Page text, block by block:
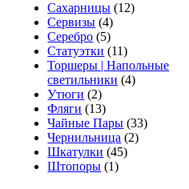
Сахарницы (12)
Сервизы (4)
Серебро (5)
Статуэтки (11)
Торшеры | Напольные
светильники (4)
Утюги (2)
Фляги (13)
Чайные Пары (33)
Чернильница (2)
Шкатулки (45)
Штопоры (1)